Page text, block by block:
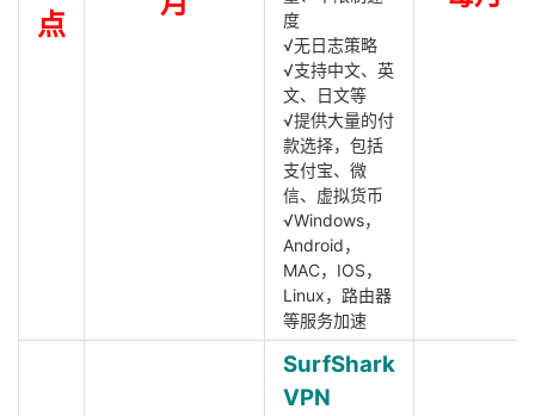
点
度
√无日志策略
√支持中文、英
文、日文等
√提供大量的付
款选择，包括
支付宝、微
信、虚拟货币
√Windows，
Android，
MAC，IOS，
Linux，路由器
等服务加速
SurfShark
VPN